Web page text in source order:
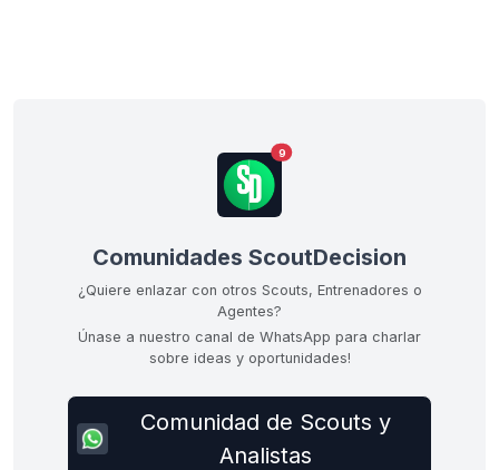
9
Comunidades ScoutDecision
¿Quiere enlazar con otros Scouts, Entrenadores o
Agentes?
Únase a nuestro canal de WhatsApp para charlar
sobre ideas y oportunidades!
Comunidad de Scouts y
Analistas